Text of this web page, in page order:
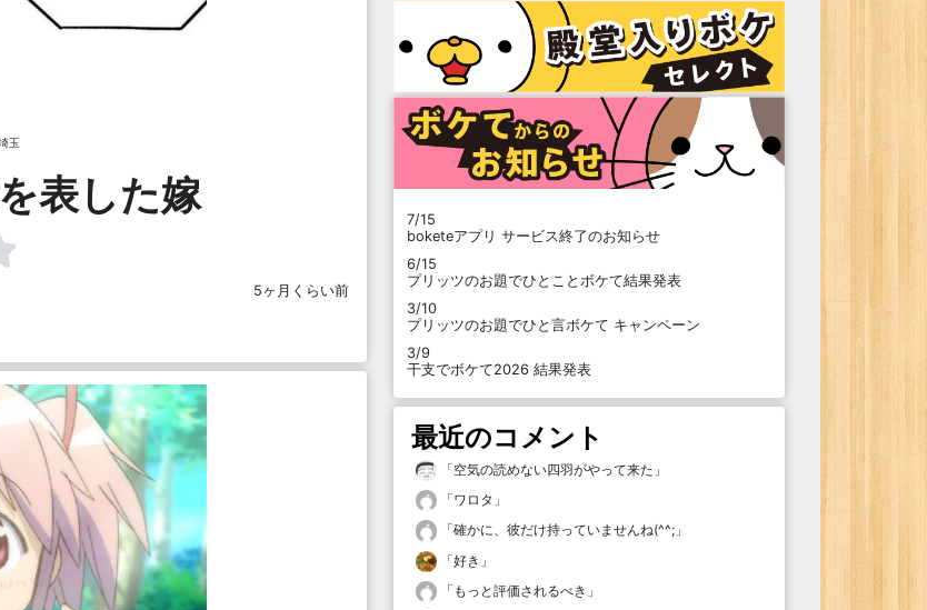
玉
表した嫁
5ヶ月くらい前
7/15
boketeアプリ サービス終了のお知らせ
6/15
プリッツのお題でひとことボケて結果発表
3/10
プリッツのお題でひと言ボケて キャンペーン
3/9
干支でボケて2026 結果発表
最近のコメント
「空気の読めない四羽がやって来た 」
「ワロタ 」
「確かに、彼だけ持っていませんね(^^; 」
「好き 」
「 もっと評価されるべき 」